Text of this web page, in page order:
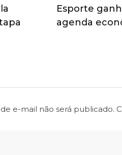
Esporte
agenda
e-mail não será publicado.